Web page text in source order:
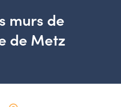
murs de
de Metz